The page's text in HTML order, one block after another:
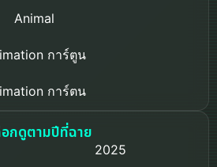
Animal
การ์ตูน
การ์ตูน
a True Story เรื่องจริง
อกดูตามปีที่ฉาย
2025